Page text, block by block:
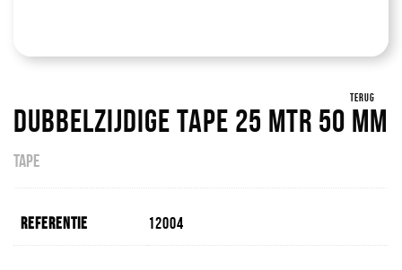
TERUG
Dubbelzijdige Tape 25 Mtr 50 Mm
TAPE
Referentie 12004